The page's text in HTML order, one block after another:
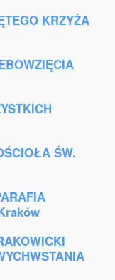
KRZYŻA
ŚW.